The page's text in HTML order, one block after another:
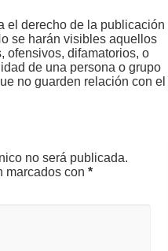
el derecho de la publicación
se harán visibles aquellos
ofensivos, difamatorios, o
de una persona o grupo
no guarden relación con el
no será publicada.
marcados con*